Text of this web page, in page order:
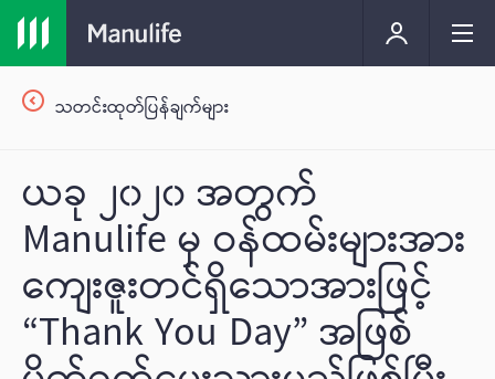
သတင်းထုတ်ပြန်ချက်များ
ယခု ၂၀၂၀ အတွက်
Manulife မှ ဝန်ထမ်းများအား
ကျေးဇူးတင်ရှိသောအားဖြင့်
“Thank You Day” အဖြစ်